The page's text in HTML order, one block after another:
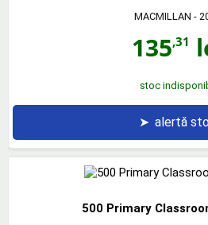
MACMILLAN -
135,31
stoc
➤ alertă
500 Primary